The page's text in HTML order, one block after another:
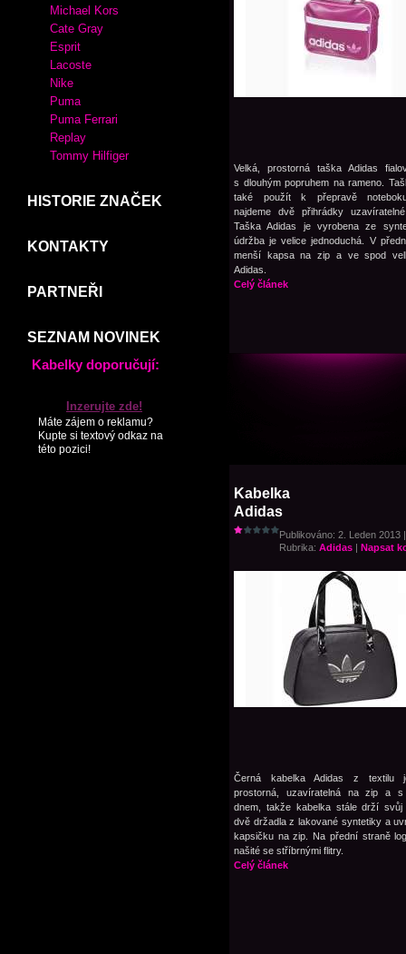
Velká, prostorná taška Adidas
s dlouhým popruhem na rameno.
také použít k přepravě
najdeme dvě přihrádky
Taška Adidas je vyrobena ze
údržba je velice jednoduchá. V
menší kapsa na zip a ve spod
Adidas.
Celý článek
Kabelka
Adidas
Publikováno: 2. Leden 2013
Rubrika: Adidas | Napsat
Černá kabelka Adidas z textilu
prostorná, uzavíratelná na zip a s
dnem, takže kabelka stále drží svůj
dvě držadla z lakované syntetiky a
kapsičku na zip. Na přední straně
našité se stříbrnými flitry.
Celý článek
Michael Kors
Cate Gray
Esprit
Lacoste
Nike
Puma
Puma Ferrari
Replay
Tommy Hilfiger
HISTORIE ZNAČEK
KONTAKTY
PARTNEŘI
SEZNAM NOVINEK
Kabelky doporučují:
Inzerujte zde!
Máte zájem o reklamu?
Kupte si textový odkaz na
této pozici!